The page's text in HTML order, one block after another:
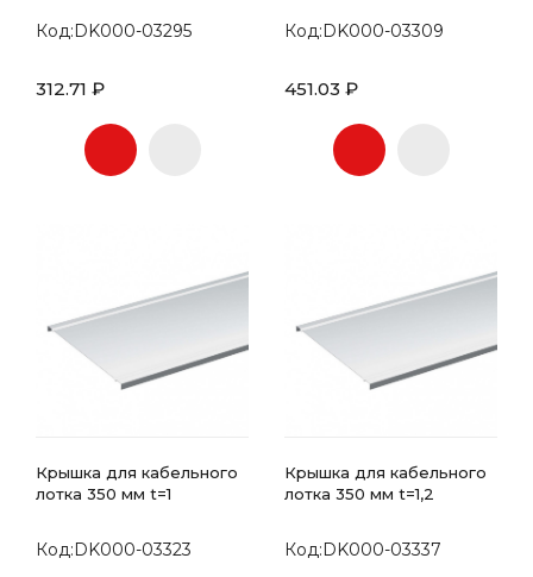
Код:DK000-03295
312.71 ₽
Код:DK000-03309
451.03 ₽
Крышка для кабельного
лотка 350 мм t=1
Код:DK000-03323
Крышка для кабельного
лотка 350 мм t=1,2
Код:DK000-03337